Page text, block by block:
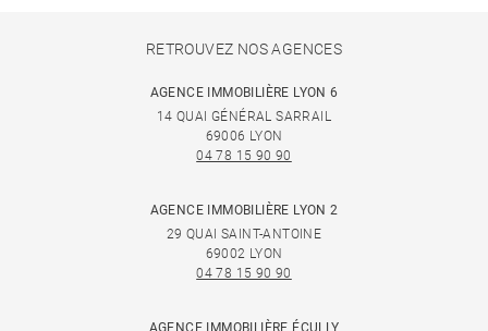
RETROUVEZ NOS AGENCES
AGENCE IMMOBILIÈRE LYON 6
14 QUAI GÉNÉRAL SARRAIL
69006 LYON
04 78 15 90 90
AGENCE IMMOBILIÈRE LYON 2
29 QUAI SAINT-ANTOINE
69002 LYON
04 78 15 90 90
AGENCE IMMOBILIÈRE ÉCULLY